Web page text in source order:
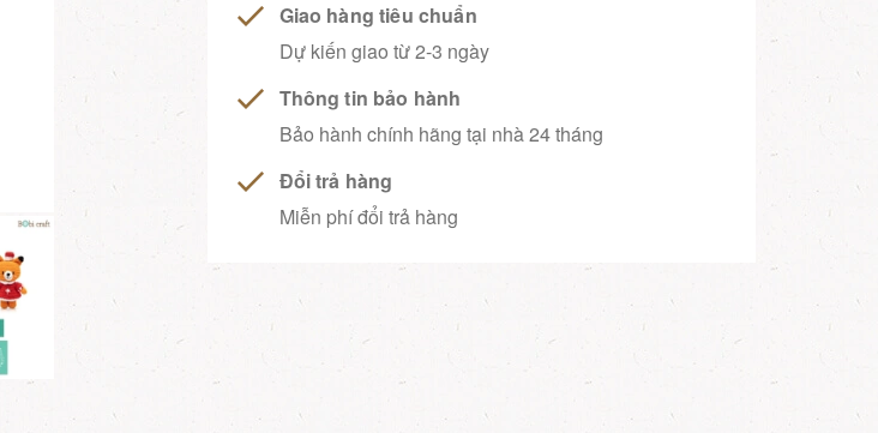
Giao hàng tiêu chuẩn
Dự kiến giao từ 2-3 ngày
Thông tin bảo hành
Bảo hành chính hãng tại nhà 24 tháng
Đổi trả hàng
Miễn phí đổi trả hàng